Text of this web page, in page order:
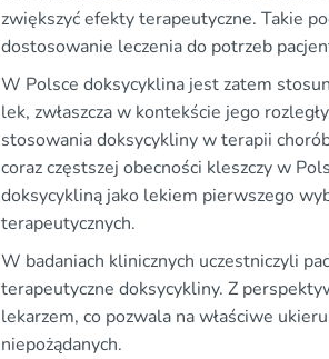
zwiększyć efekty terapeutyczne. Takie
dostosowanie leczenia do potrzeb
W Polsce doksycyklina jest zatem
lek, zwłaszcza w kontekście jego
stosowania doksycykliny w terapii
coraz częstszej obecności kleszczy w
doksycykliną jako lekiem pierwszego
terapeutycznych.
W badaniach klinicznych uczestniczyli
terapeutyczne doksycykliny. Z
lekarzem, co pozwala na właściwe
niepożądanych.